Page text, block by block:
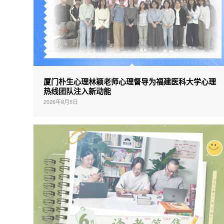
厦门朴生心理林颖老师心理督导为福建医科大学心理
热线团队注入新动能
2026年8月5日